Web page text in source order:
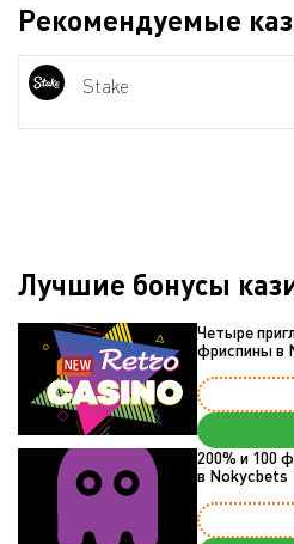
Рекомендуемые
Stake
Лучшие бонусы
Четыре
фриспины в
200% и 100
в Nokycbets